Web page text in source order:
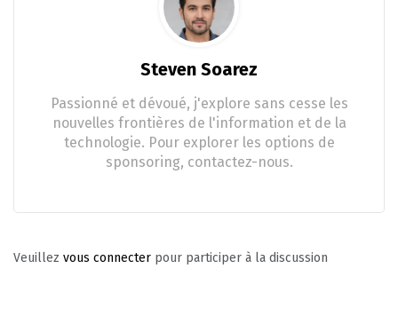
Steven Soarez
Passionné et dévoué, j'explore sans cesse les
nouvelles frontières de l'information et de la
technologie. Pour explorer les options de
sponsoring, contactez-nous.
Veuillez vous connecter pour participer à la discussion